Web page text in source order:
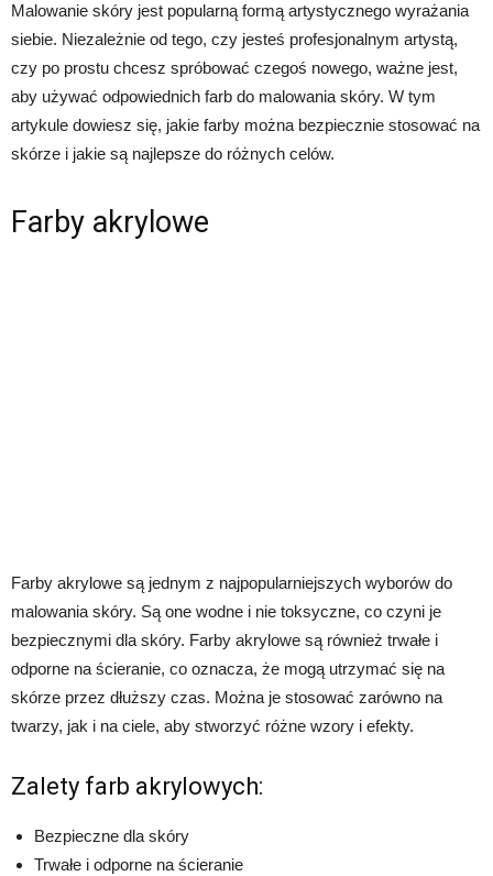
Malowanie skóry jest popularną formą artystycznego wyrażania
siebie. Niezależnie od tego, czy jesteś profesjonalnym artystą,
czy po prostu chcesz spróbować czegoś nowego, ważne jest,
aby używać odpowiednich farb do malowania skóry. W tym
artykule dowiesz się, jakie farby można bezpiecznie stosować na
skórze i jakie są najlepsze do różnych celów.
Farby akrylowe
Farby akrylowe są jednym z najpopularniejszych wyborów do
malowania skóry. Są one wodne i nie toksyczne, co czyni je
bezpiecznymi dla skóry. Farby akrylowe są również trwałe i
odporne na ścieranie, co oznacza, że mogą utrzymać się na
skórze przez dłuższy czas. Można je stosować zarówno na
twarzy, jak i na ciele, aby stworzyć różne wzory i efekty.
Zalety farb akrylowych:
Bezpieczne dla skóry
Trwałe i odporne na ścieranie